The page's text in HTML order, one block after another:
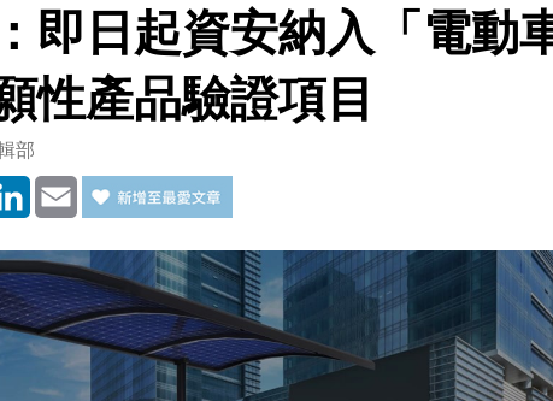
即日起資安納入「電動
性產品驗證項目
部
LinkedInEmail